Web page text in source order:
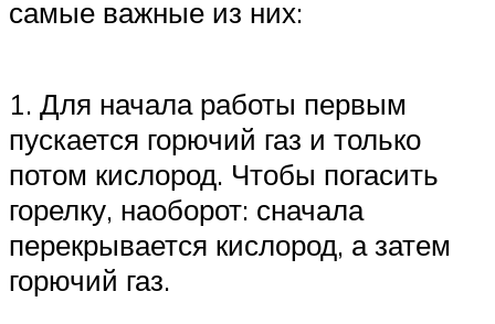
самые важные из них:
1. Для начала работы первым
пускается горючий газ и только
потом кислород. Чтобы погасить
горелку, наоборот: сначала
перекрывается кислород, а затем
горючий газ.